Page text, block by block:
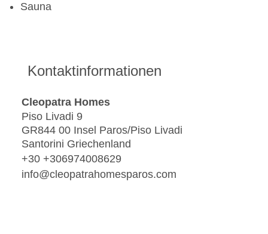
Sauna
Kontaktinformationen
Cleopatra Homes
Piso Livadi 9
GR844 00 Insel Paros/Piso Livadi
Santorini Griechenland
+30 +306974008629
info@cleopatrahomesparos.com